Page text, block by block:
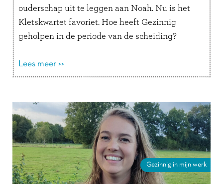
ouderschap uit te leggen aan Noah. Nu is het
Kletskwartet favoriet. Hoe heeft Gezinnig
geholpen in de periode van de scheiding?
Lees meer >>
Gezinnig in mijn werk